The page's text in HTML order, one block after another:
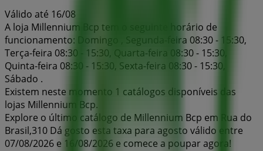
Válido até 16/08
A loja Millennium Bcp tem o seguinte horário de
funcionamento: Domingo , Segunda-feira 08:30 - 15:30,
Terça-feira 08:30 - 15:30, Quarta-feira 08:30 - 15:30,
Quinta-feira 08:30 - 15:30, Sexta-feira 08:30 - 15:30,
Sábado .
Existem neste momento 1 catálogos disponíveis das
lojas Millennium Bcp.
Explore o último catálogo de Millennium Bcp em Rua do
Brasil,310 Dá gosto esta taxa para agosto válido entre
07/08/2026 e 16/08/2026 e comece a poupar agora!